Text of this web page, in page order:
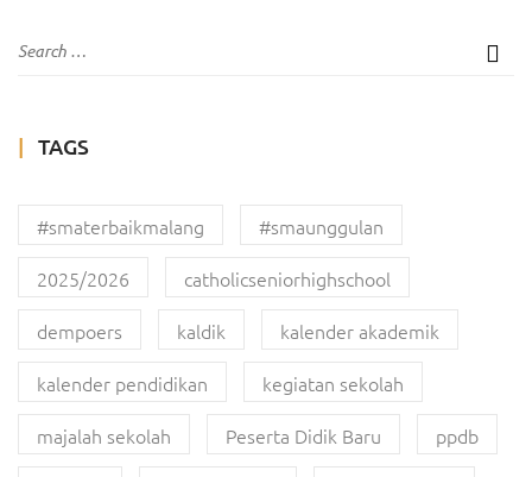
TAGS
#smaterbaikmalang
#smaunggulan
2025/2026
catholicseniorhighschool
dempoers
kaldik
kalender akademik
kalender pendidikan
kegiatan sekolah
majalah sekolah
Peserta Didik Baru
ppdb